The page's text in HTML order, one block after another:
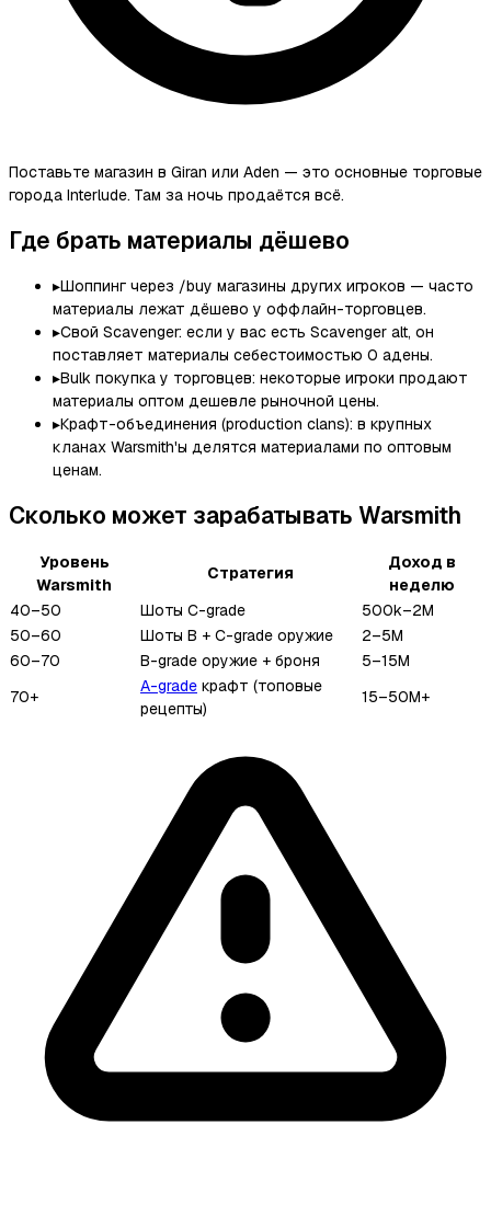
Поставьте магазин в Giran или Aden — это основные торговые
города Interlude. Там за ночь продаётся всё.
Где брать материалы дёшево
▸Шоппинг через /buy магазины других игроков — часто
материалы лежат дёшево у оффлайн-торговцев.
▸Свой Scavenger: если у вас есть Scavenger alt, он
поставляет материалы себестоимостью 0 адены.
▸Bulk покупка у торговцев: некоторые игроки продают
материалы оптом дешевле рыночной цены.
▸Крафт-объединения (production clans): в крупных
кланах Warsmith'ы делятся материалами по оптовым
ценам.
Сколько может зарабатывать Warsmith
Уровень
Warsmith
Стратегия
Доход в
неделю
40–50
Шоты C-grade
500k–2M
50–60
Шоты B + C-grade оружие
2–5M
60–70
B-grade оружие + броня
5–15M
70+
A-grade крафт (топовые
рецепты)
15–50M+